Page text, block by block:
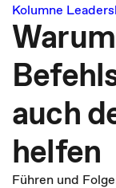
Kolumne
Warum
auch
helfen
Führen und